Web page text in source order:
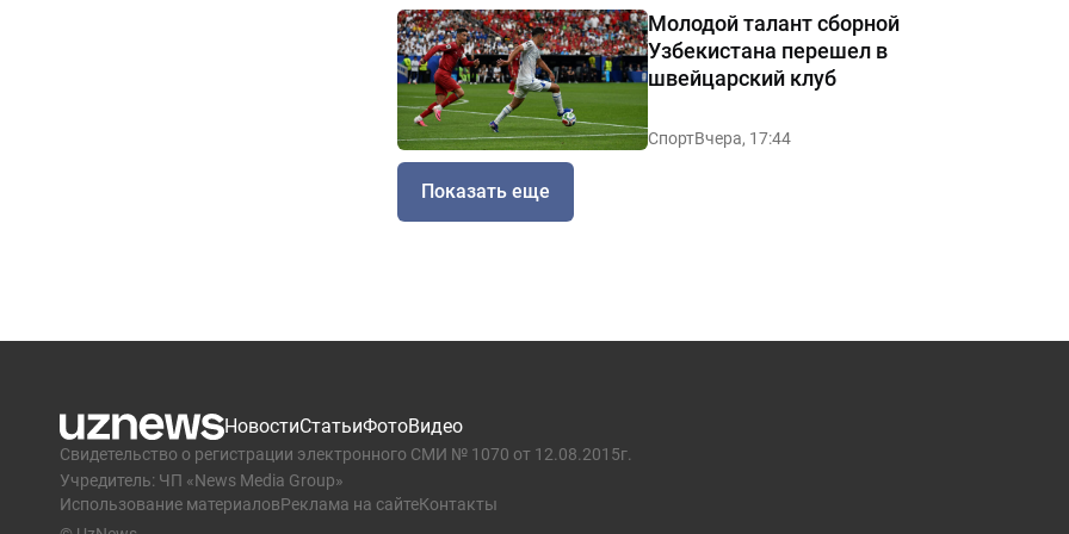
Молодой талант сборной
Узбекистана перешел в
швейцарский клуб
СпортВчера, 17:44
Показать еще
НовостиСтатьиФотоВидео
Свидетельство о регистрации электронного СМИ № 1070 от 12.08.2015г.
Учредитель: ЧП «News Media Group»
Использование материаловРеклама на сайтеКонтакты